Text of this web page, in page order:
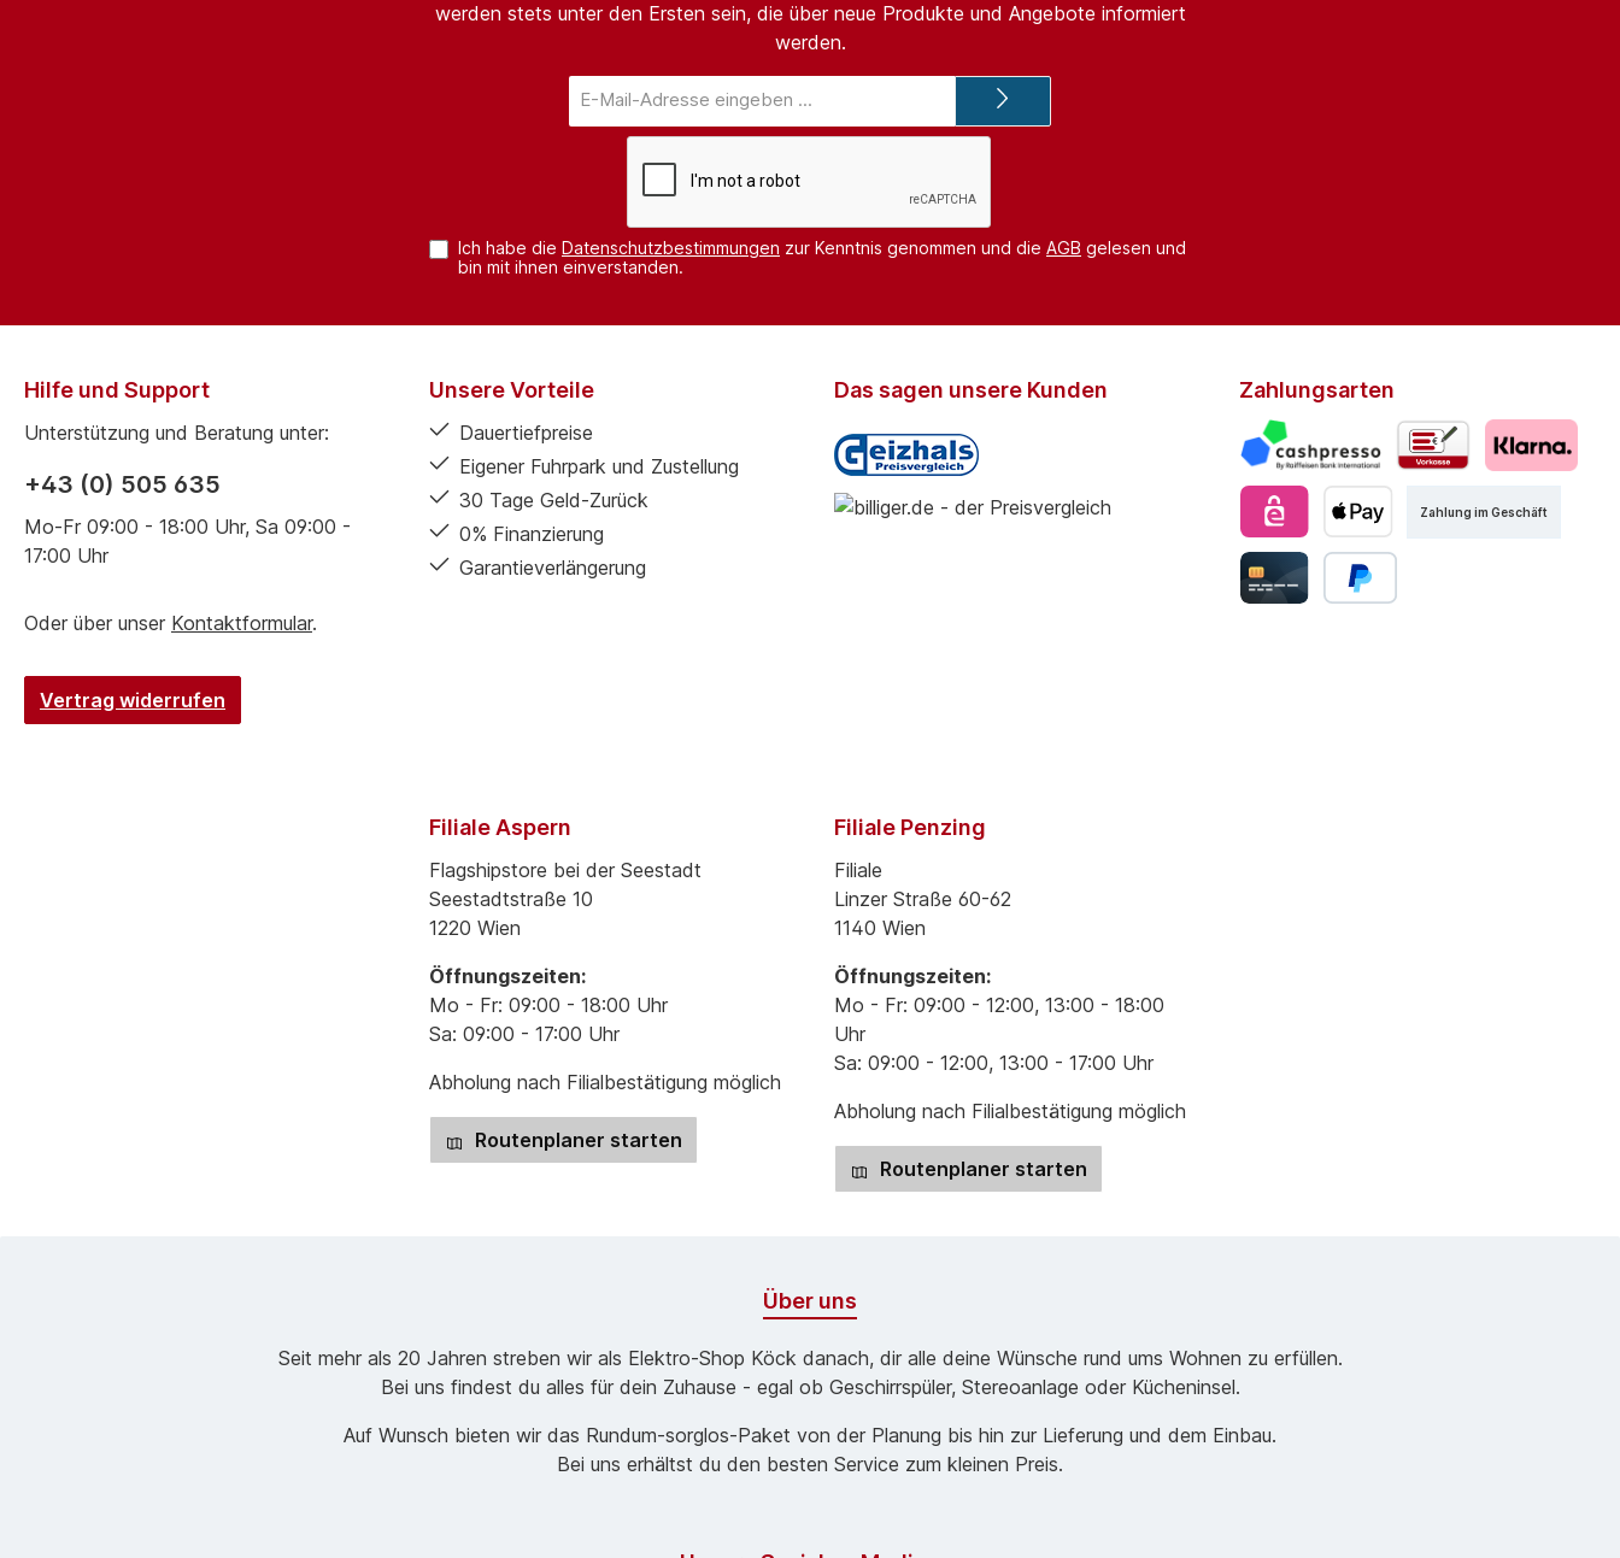
werden stets unter den Ersten sein, die über neue Produkte und Angebote informiert
werden.
Mail-
Adresse*
Ich habe die Datenschutzbestimmungen zur Kenntnis genommen und die AGB gelesen und
bin mit ihnen einverstanden.
Hilfe und Support
Unterstützung und Beratung unter:
+43 (0) 505 635
Mo-Fr 09:00 - 18:00 Uhr, Sa 09:00 -
17:00 Uhr
Oder über unser Kontaktformular.
Vertrag widerrufen
Unsere Vorteile
Dauertiefpreise
Eigener Fuhrpark und Zustellung
30 Tage Geld-Zurück
0% Finanzierung
Garantieverlängerung
Das sagen unsere Kunden Zahlungsarten
Zahlung im Geschäft
Filiale Aspern
Flagshipstore bei der Seestadt
Seestadtstraße 10
1220 Wien
Öffnungszeiten:
Mo - Fr: 09:00 - 18:00 Uhr
Sa: 09:00 - 17:00 Uhr
Abholung nach Filialbestätigung möglich
Routenplaner starten
Filiale Penzing
Filiale
Linzer Straße 60-62
1140 Wien
Öffnungszeiten:
Mo - Fr: 09:00 - 12:00, 13:00 - 18:00
Uhr
Sa: 09:00 - 12:00, 13:00 - 17:00 Uhr
Abholung nach Filialbestätigung möglich
Routenplaner starten
Über uns
Seit mehr als 20 Jahren streben wir als Elektro-Shop Köck danach, dir alle deine Wünsche rund ums Wohnen zu erfüllen.
Bei uns findest du alles für dein Zuhause - egal ob Geschirrspüler, Stereoanlage oder Kücheninsel.
Auf Wunsch bieten wir das Rund­um-sorg­los-Pa­ket von der Planung bis hin zur Lieferung und dem Einbau.
Bei uns erhältst du den besten Service zum kleinen Preis.